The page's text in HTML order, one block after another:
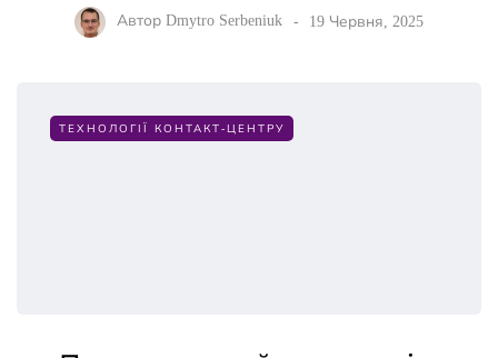
Автор Dmytro Serbeniuk 19 Червня, 2025
ТЕХНОЛОГІЇ КОНТАКТ-ЦЕНТРУ